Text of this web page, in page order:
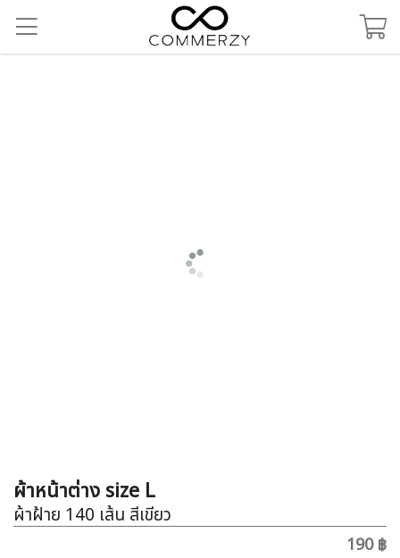
ผ้าหน้าต่าง size L
ผ้าฝ้าย 140 เส้น สีเขียว
190 ฿